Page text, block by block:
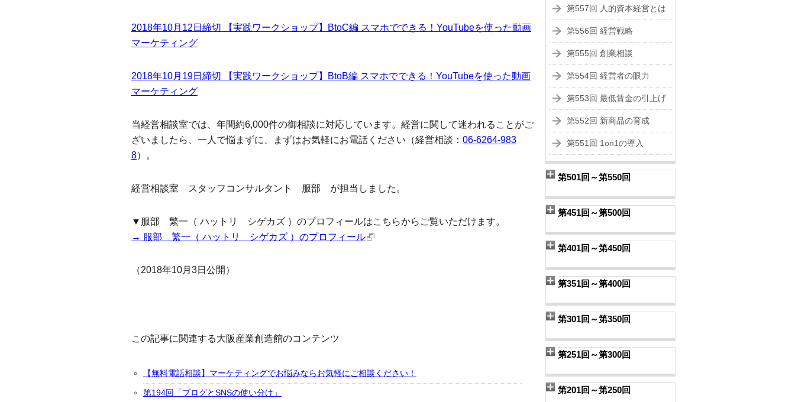
2018年10月12日締切 【実践ワークショップ】BtoC編 スマホでできる！YouTubeを使った動画
マーケティング
2018年10月19日締切 【実践ワークショップ】BtoB編 スマホでできる！YouTubeを使った動画
マーケティング
当経営相談室では、年間約6,000件の御相談に対応しています。経営に関して迷われることがご
ざいましたら、一人で悩まずに、まずはお気軽にお電話ください（経営相談： 06-6264-983
8）。
経営相談室 スタッフコンサルタント 服部 が担当しました。
▼服部 繁一（ ハットリ シゲカズ ）のプロフィールはこちらからご覧いただけます。
→ 服部 繁一（ ハットリ シゲカズ ）のプロフィール
（2018年10月3日公開）
この記事に関連する大阪産業創造館のコンテンツ
【無料電話相談】マーケティングでお悩みならお気軽にご相談ください！
第194回「ブログとSNSの使い分け」
第557回 人的資本経営とは
第556回 経営戦略
第555回 創業相談
第554回 経営者の眼力
第553回 最低賃金の引上げ
第552回 新商品の育成
第551回 1on1の導入
第501回～第550回
第451回～第500回
第401回～第450回
第351回～第400回
第301回～第350回
第251回～第300回
第201回～第250回